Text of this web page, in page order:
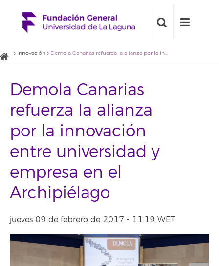
Innovación Demola Canarias refuerza la alianza por la innovación entre universidad y empresa en el Archipiélago
Demola Canarias
refuerza la alianza
por la innovación
entre universidad y
empresa en el
Archipiélago
jueves 09 de febrero de 2017 - 11:19 WET